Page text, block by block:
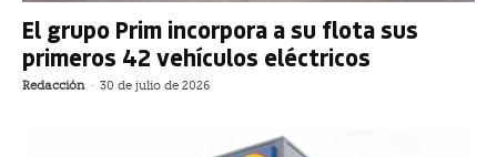
El grupo Prim incorpora a su flota sus
primeros 42 vehículos eléctricos
Redacción - 30 de julio de 2026